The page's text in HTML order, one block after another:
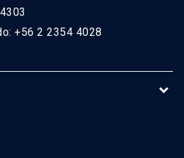
+56 2 2354 4028